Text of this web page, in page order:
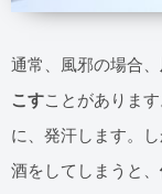
通常、風邪の場合、
こすことがありま
に、発汗します。
酒をしてしまうと、